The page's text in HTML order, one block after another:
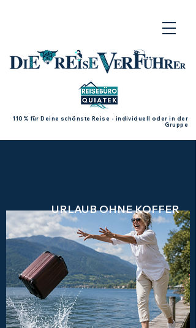
110% für Deine schönste Reise - individuell oder in der
Gruppe
URLAUB OHNE KOFFER